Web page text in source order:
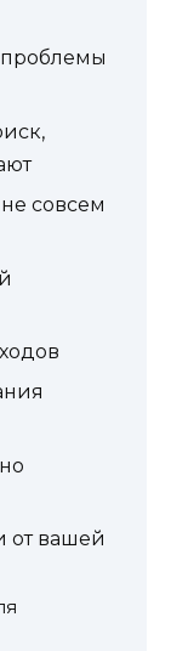
совсем
от вашей